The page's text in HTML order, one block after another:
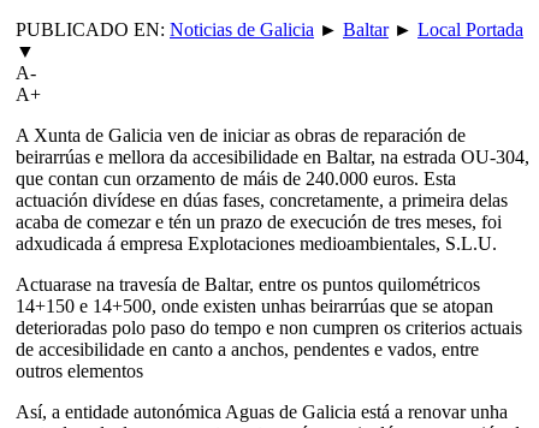
PUBLICADO EN: Noticias de Galicia ► Baltar► Local Portada
▼
A-
A+
A Xunta de Galicia ven de iniciar as obras de reparación de
beirarrúas e mellora da accesibilidade en Baltar, na estrada OU-304,
que contan cun orzamento de máis de 240.000 euros. Esta
actuación divídese en dúas fases, concretamente, a primeira delas
acaba de comezar e tén un prazo de execución de tres meses, foi
adxudicada á empresa Explotaciones medioambientales, S.L.U.
Actuarase na travesía de Baltar, entre os puntos quilométricos
14+150 e 14+500, onde existen unhas beirarrúas que se atopan
deterioradas polo paso do tempo e non cumpren os criterios actuais
de accesibilidade en canto a anchos, pendentes e vados, entre
outros elementos
Así, a entidade autonómica Aguas de Galicia está a renovar unha